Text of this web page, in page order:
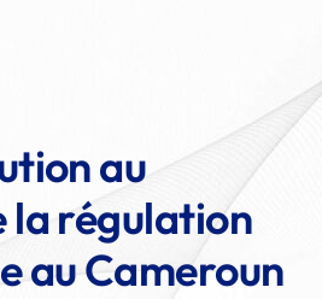
au
la régulation
au Cameroun